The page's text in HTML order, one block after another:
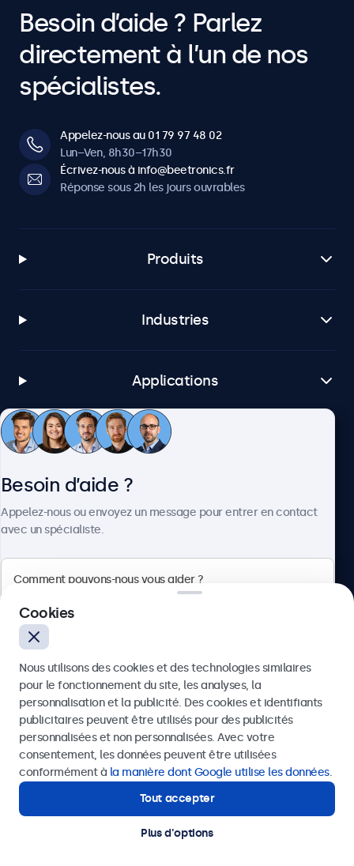
Besoin d’aide ? Parlez
directement à l’un de nos
spécialistes.
Appelez-nous au 01 79 97 48 02
Lun–Ven, 8h30–17h30
Écrivez-nous à info@beetronics.fr
Réponse sous 2h les jours ouvrables
Produits
Industries
Applications
Service client
4.8/5 noté par 5000+ entreprises
Français
© 2026 Beetronics
Besoin d’aide ?
Appelez-nous ou envoyez un message pour entrer en contact
avec un spécialiste.
Envoyer
Ou appelez-nous au01 79 97 48 02
Contactez nos spécialistes.
Cookies
Nous utilisons des cookies et des technologies similaires
pour le fonctionnement du site, les analyses, la
personnalisation et la publicité. Des cookies et identifiants
publicitaires peuvent être utilisés pour des publicités
personnalisées et non personnalisées. Avec votre
consentement, les données peuvent être utilisées
conformément à la manière dont Google utilise les données.
Tout accepter
Plus d'options